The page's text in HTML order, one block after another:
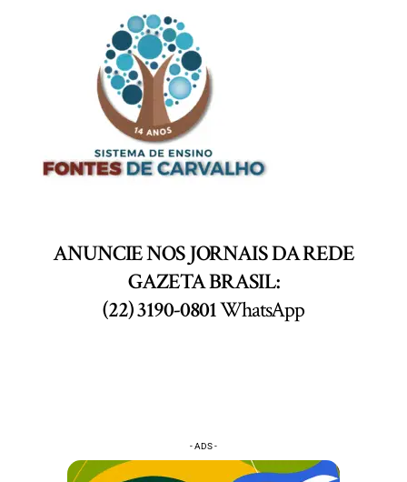
ANUNCIE NOS JORNAIS DA REDE
GAZETA BRASIL:
(22) 3190-0801WhatsApp
- ADS -